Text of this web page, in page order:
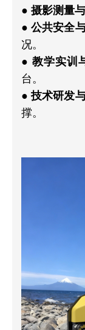
● 摄影测量
●公共安全
况。
● 教学实训
台。
●技术研发
撑。